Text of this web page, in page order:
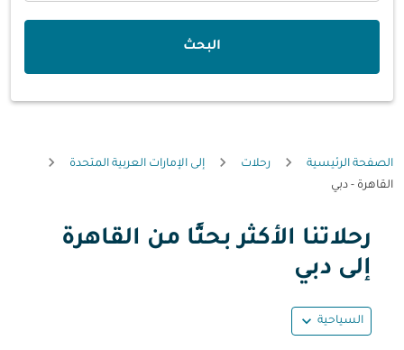
البحث
الصفحة الرئيسية رحلات
إلى الإمارات العربية المتحدة
القاهرة - دبي
رحلاتنا الأكثر بحثًا من القاهرة
إلى دبي
السياحية expand_more
حاول تحديث الرحلة (مغادرة و/أو وجهة) أو التفاعل مع